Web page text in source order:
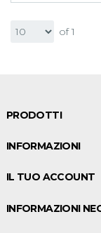
of 1
PRODOTTI
INFORMAZIONI
IL TUO ACCOUNT
INFORMAZIONI